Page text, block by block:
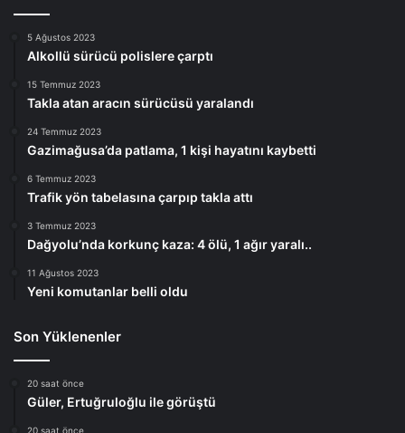
5 Ağustos 2023
Alkollü sürücü polislere çarptı
15 Temmuz 2023
Takla atan aracın sürücüsü yaralandı
24 Temmuz 2023
Gazimağusa’da patlama, 1 kişi hayatını kaybetti
6 Temmuz 2023
Trafik yön tabelasına çarpıp takla attı
3 Temmuz 2023
Dağyolu’nda korkunç kaza: 4 ölü, 1 ağır yaralı..
11 Ağustos 2023
Yeni komutanlar belli oldu
Son Yüklenenler
20 saat önce
Güler, Ertuğruloğlu ile görüştü
20 saat önce